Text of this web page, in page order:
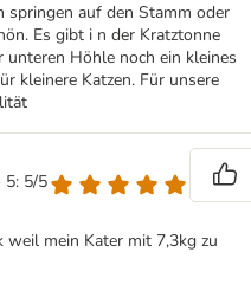
springen auf den Stamm oder
Es gibt i n der Kratztonne
Höhle noch ein kleines
kleinere Katzen. Für unsere
5: 5/5
weil mein Kater mit 7,3kg zu